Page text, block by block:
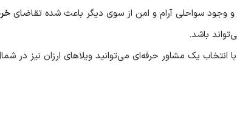
و وجود سواحلی آرام و امن از سوی دیگر باعث شده تقاضای
باشد.
با انتخاب یک مشاور حرفه‌ای می‌توانید ویلاهای ارزان نیز در